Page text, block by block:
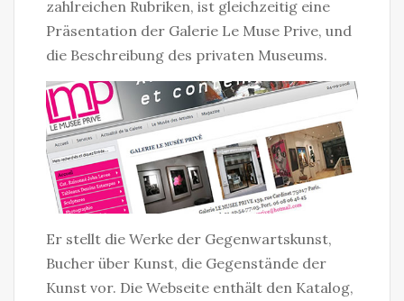
zahlreichen Rubriken, ist gleichzeitig eine
Präsentation der Galerie Le Muse Prive, und
die Beschreibung des privaten Museums.
Er stellt die Werke der Gegenwartskunst,
Bucher über Kunst, die Gegenstände der
Kunst vor. Die Webseite enthält den Katalog,